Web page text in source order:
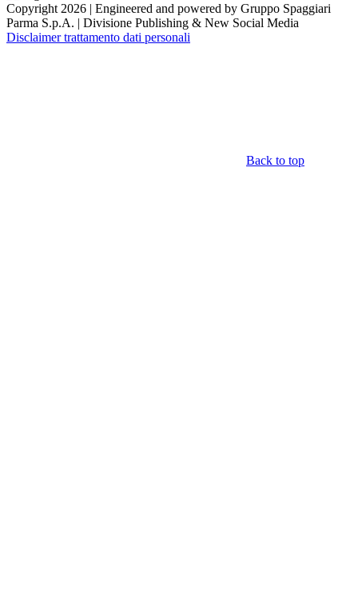
Copyright 2026 | Engineered and powered by Gruppo Spaggiari
Parma S.p.A. | Divisione Publishing & New Social Media
Disclaimer trattamento dati personali
Back to top